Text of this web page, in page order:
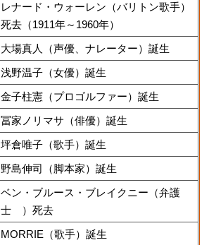
レナード・ウォーレン（バリトン歌手）
死去（1911年～1960年）
大場真人（声優、ナレーター）誕生
浅野温子（女優）誕生
金子柱憲（プロゴルファー）誕生
冨家ノリマサ（俳優）誕生
坪倉唯子（歌手）誕生
野島伸司（脚本家）誕生
ベン・ブルース・ブレイクニー（弁護
士 ）死去
MORRIE（歌手）誕生